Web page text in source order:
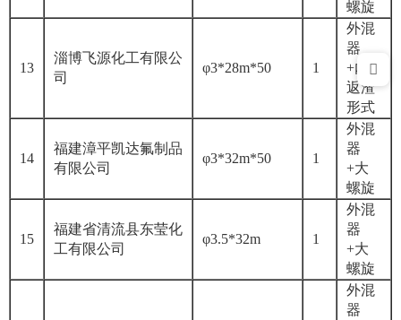
螺旋
13
淄博飞源化工有限公
司
φ3*28m*50 1
外混
器
+内
返渣
形式
14
福建漳平凯达氟制品
有限公司
φ3*32m*50 1
外混
器
+大
螺旋
15
福建省清流县东莹化
工有限公司
φ3.5*32m 1
外混
器
+大
螺旋
外混
器